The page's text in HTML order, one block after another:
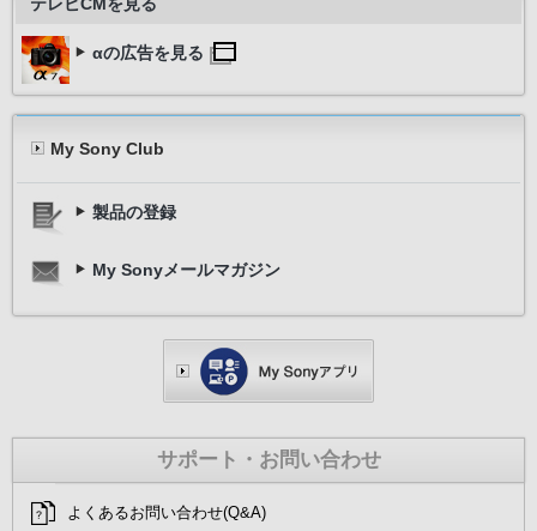
αの広告を見る
My Sony Club
製品の登録
My Sonyメールマガジン
サポート・お問い合わせ
よくあるお問い合わせ(Q&A)